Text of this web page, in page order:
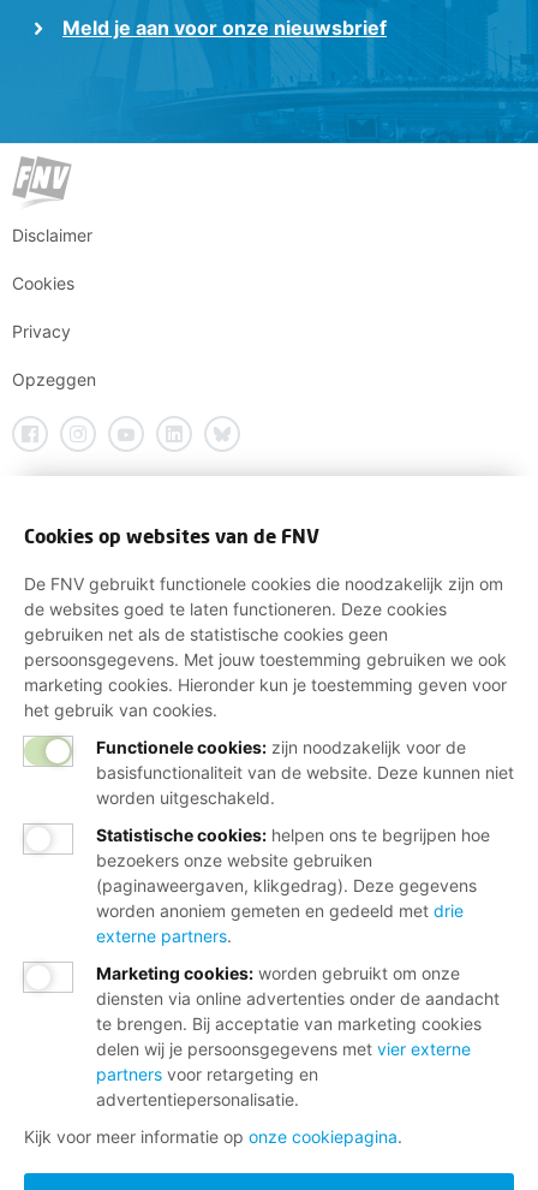
Meld je aan voor onze nieuwsbrief
Disclaimer
Cookies
Privacy
Opzeggen
Cookies op websites van de FNV
De FNV gebruikt functionele cookies die noodzakelijk zijn om
de websites goed te laten functioneren. Deze cookies
gebruiken net als de statistische cookies geen
persoonsgegevens. Met jouw toestemming gebruiken we ook
marketing cookies. Hieronder kun je toestemming geven voor
het gebruik van cookies.
Functionele cookies: zijn noodzakelijk voor de
basisfunctionaliteit van de website. Deze kunnen niet
worden uitgeschakeld.
Statistische cookies: helpen ons te begrijpen hoe
bezoekers onze website gebruiken
(paginaweergaven, klikgedrag). Deze gegevens
worden anoniem gemeten en gedeeld met drie
externe partners.
Marketing cookies: worden gebruikt om onze
diensten via online advertenties onder de aandacht
te brengen. Bij acceptatie van marketing cookies
delen wij je persoonsgegevens met vier externe
partners voor retargeting en
advertentiepersonalisatie.
Kijk voor meer informatie op onze cookiepagina.